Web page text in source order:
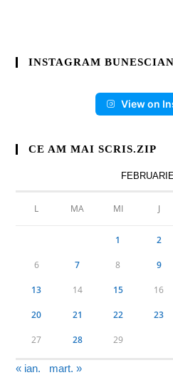
INSTAGRAM BUNESCIAN
View on
CE AM MAI SCRIS.ZIP
L MA MI J
1 2
6 7 8 9
13 14 15 16
20 21 22 23
27 28 29
« ian. mart. »